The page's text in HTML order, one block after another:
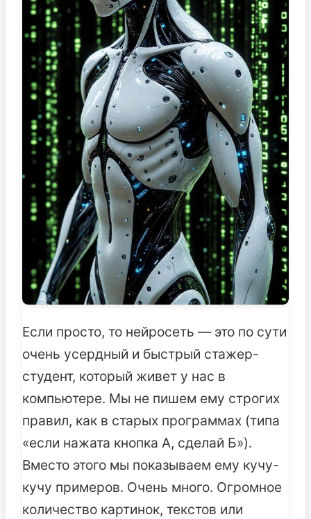
Если просто, то нейросеть — это по сути
очень усердный и быстрый стажер-
студент, который живет у нас в
компьютере. Мы не пишем ему строгих
правил, как в старых программах (типа
«если нажата кнопка А, сделай Б»).
Вместо этого мы показываем ему кучу-
кучу примеров. Очень много. Огромное
количество картинок, текстов или